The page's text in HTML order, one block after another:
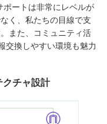
ポートは非常にレベルが
く、私たちの目線で支
また、コミュニティ活
交換しやすい環境も魅力
クチャ設計